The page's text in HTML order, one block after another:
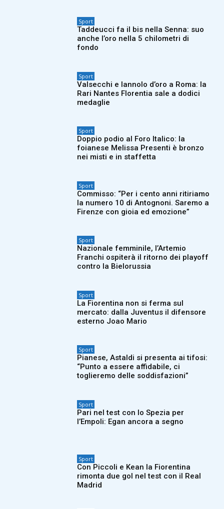
Sport
Taddeucci fa il bis nella Senna: suo
anche l’oro nella 5 chilometri di
fondo
Sport
Valsecchi e Iannolo d’oro a Roma: la
Rari Nantes Florentia sale a dodici
medaglie
Sport
Doppio podio al Foro Italico: la
foianese Melissa Presenti è bronzo
nei misti e in staffetta
Sport
Commisso: “Per i cento anni ritiriamo
la numero 10 di Antognoni. Saremo a
Firenze con gioia ed emozione”
Sport
Nazionale femminile, l’Artemio
Franchi ospiterà il ritorno dei playoff
contro la Bielorussia
Sport
La Fiorentina non si ferma sul
mercato: dalla Juventus il difensore
esterno Joao Mario
Sport
Pianese, Astaldi si presenta ai tifosi:
“Punto a essere affidabile, ci
toglieremo delle soddisfazioni”
Sport
Pari nel test con lo Spezia per
l’Empoli: Egan ancora a segno
Sport
Con Piccoli e Kean la Fiorentina
rimonta due gol nel test con il Real
Madrid